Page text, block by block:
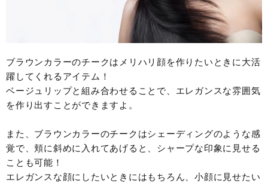
ブラウンカラーのチークはメリハリ顔を作りたいときに大活
躍してくれるアイテム！
ベージュリップと組み合わせることで、エレガンスな雰囲気
を作り出すことができますよ。
また、ブラウンカラーのチークはシェーディングのような感
覚で、頬に斜めに入れてあげると、シャープな印象に見せる
ことも可能！
エレガンスな顔にしたいときにはもちろん、小顔に見せたい